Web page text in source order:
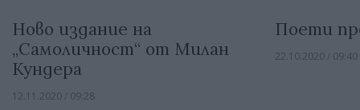
Ново издание на
„Самоличност“ от Милан
Кундера
12.11.2020 / 09:28
Поети
22.10.2020 / 09:40